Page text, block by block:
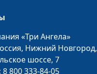
Егор Суслов
Дмитрий Булатов,
Наталья Булатова,
«Три Ангела»
Нижний Новгород,
шоссе, 7
8 800 333-84-05